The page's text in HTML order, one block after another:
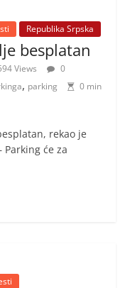
Republika Srpska
besplatan
Views
0
, parking
0 min
rekao je
Parking će za